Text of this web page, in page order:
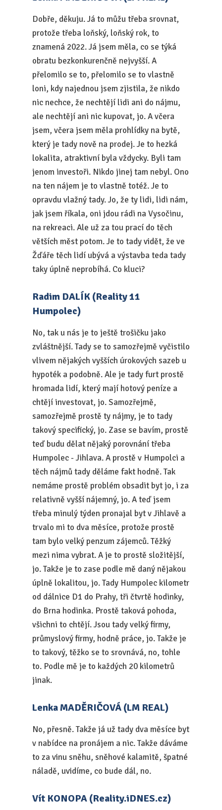
Dobře, děkuju. Já to můžu třeba srovnat,
protože třeba loňský, loňský rok, to
znamená 2022. Já jsem měla, co se týká
obratu bezkonkurenčně nejvyšší. A
přelomilo se to, přelomilo se to vlastně
loni, kdy najednou jsem zjistila, že nikdo
nic nechce, že nechtějí lidi ani do nájmu,
ale nechtějí ani nic kupovat, jo. A včera
jsem, včera jsem měla prohlídky na bytě,
který je tady nově na prodej. Je to hezká
lokalita, atraktivní byla vždycky. Byli tam
jenom investoři. Nikdo jinej tam nebyl. Ono
na ten nájem je to vlastně totéž. Je to
opravdu vlažný tady. Jo, že ty lidi, lidi nám,
jak jsem říkala, oni jdou rádi na Vysočinu,
na rekreaci. Ale už za tou prací do těch
větších měst potom. Je to tady vidět, že ve
Žďáře těch lidí ubývá a výstavba teda tady
taky úplně neprobíhá. Co kluci?
Radim DALÍK (Reality 11
Humpolec)
No, tak u nás je to ještě trošičku jako
zvláštnější. Tady se to samozřejmě vyčistilo
vlivem nějakých vyšších úrokových sazeb u
hypoték a podobně. Ale je tady furt prostě
hromada lidí, který mají hotový peníze a
chtějí investovat, jo. Samozřejmě,
samozřejmě prostě ty nájmy, je to tady
takový specifický, jo. Zase se bavím, prostě
teď budu dělat nějaký porovnání třeba
Humpolec - Jihlava. A prostě v Humpolci a
těch nájmů tady děláme fakt hodně. Tak
nemáme prostě problém obsadit byt jo, i za
relativně vyšší nájemný, jo. A teď jsem
třeba minulý týden pronajal byt v Jihlavě a
trvalo mi to dva měsíce, protože prostě
tam bylo velký penzum zájemců. Těžký
mezi nima vybrat. A je to prostě složitější,
jo. Takže je to zase podle mě daný nějakou
úplně lokalitou, jo. Tady Humpolec kilometr
od dálnice D1 do Prahy, tři čtvrtě hodinky,
do Brna hodinka. Prostě taková pohoda,
všichni to chtějí. Jsou tady velký firmy,
průmyslový firmy, hodně práce, jo. Takže je
to takový, těžko se to srovnává, no, tohle
to. Podle mě je to každých 20 kilometrů
jinak.
Lenka MADĚRIČOVÁ (LM REAL)
No, přesně. Takže já už tady dva měsíce byt
v nabídce na pronájem a nic. Takže dáváme
to za vinu sněhu, sněhové kalamitě, špatné
náladě, uvidíme, co bude dál, no.
Vít KONOPA (Reality.iDNES.cz)